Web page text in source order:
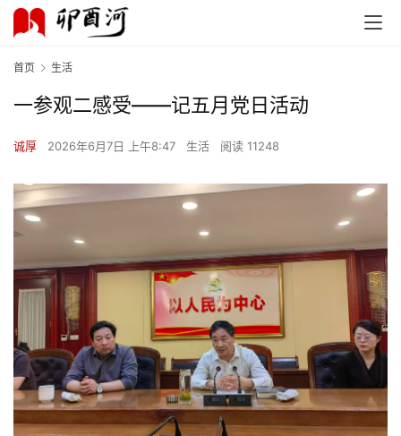
首页 生活
一参观二感受——记五月党日活动
诚厚 2026年6月7日 上午8:47 生活 阅读 11248